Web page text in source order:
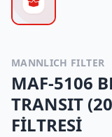
MANNLICH FILTER
MAF-5106
TRANSIT
FİLTRESİ